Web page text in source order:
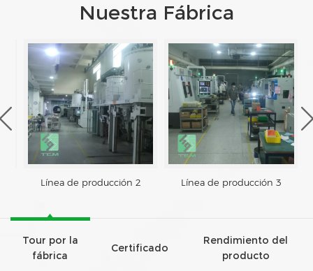
Nuestra Fábrica
Línea de producción 2 Línea de producción 3
Tour por la
fábrica
Certificado
Rendimiento del
producto